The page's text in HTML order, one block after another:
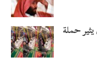
حملة